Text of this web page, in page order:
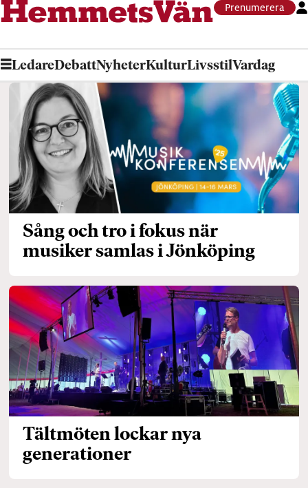
Prenumerera
LedareDebattNyheterKulturLivsstilVardag
Tag:
jönköping
Sång och tro i fokus när
musiker samlas i Jönköping
Tältmöten lockar nya
generationer